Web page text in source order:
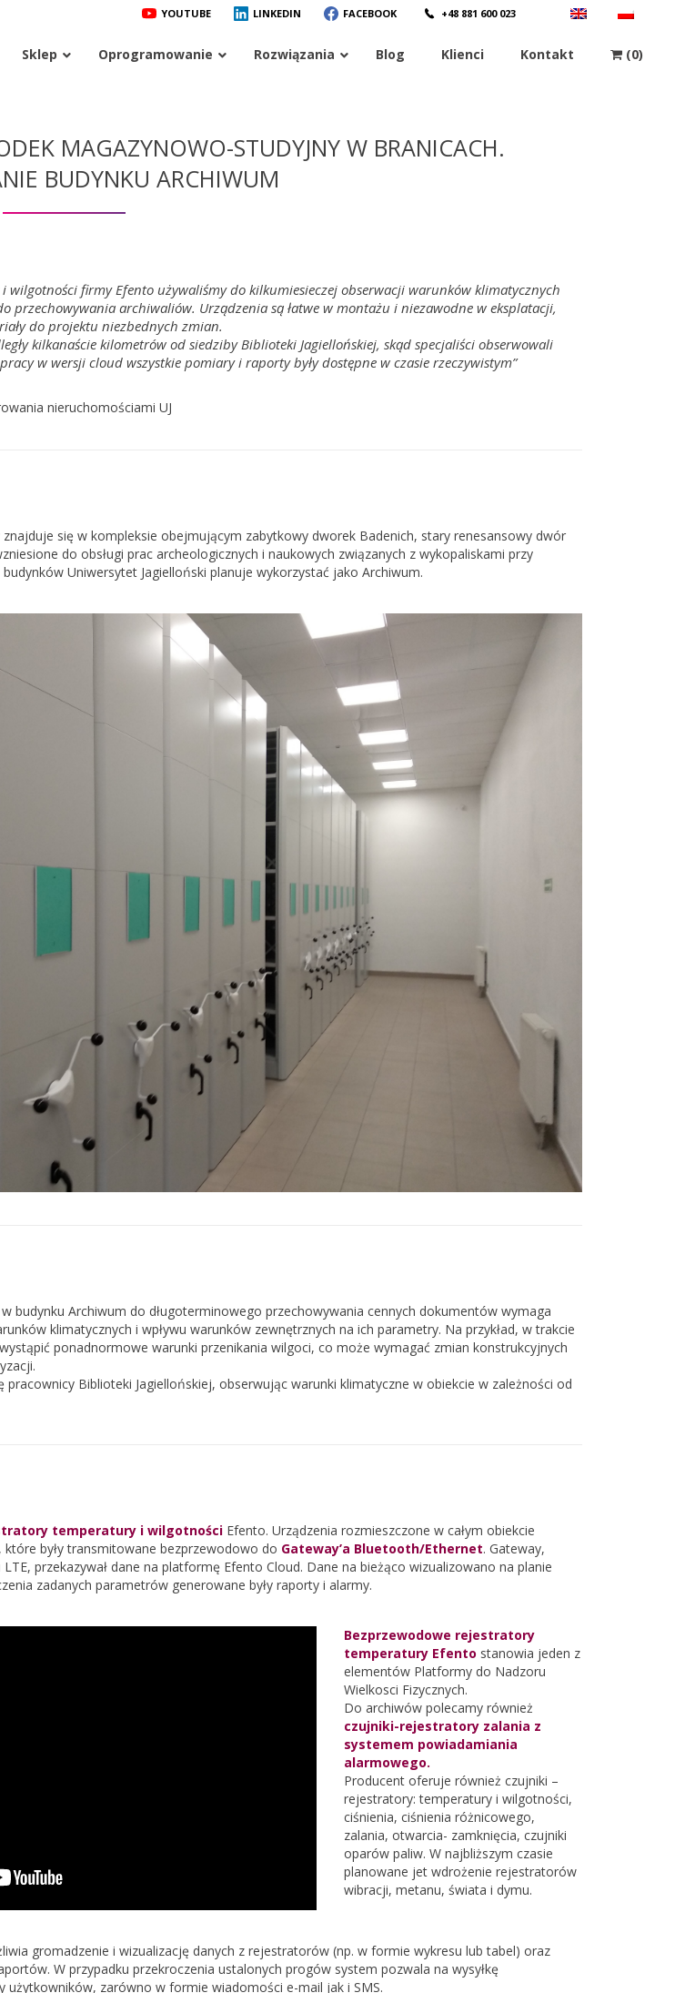
YOUTUBE LINKEDIN FACEBOOK +48 881 600 023
Sklep Oprogramowanie Rozwiązania Blog Klienci Kontakt (0)
MAGAZYNOWO-STUDYJNY W BRANICACH.
BUDYNKU ARCHIWUM
wilgotności firmy Efento używaliśmy do kilkumiesieczej obserwacji warunków klimatycznych
przechowywania archiwaliów. Urządzenia są łatwe w montażu i niezawodne w eksplatacji,
do projektu niezbednych zmian.
kilkanaście kilometrów od siedziby Biblioteki Jagiellońskiej, skąd specjaliści obserwowali
w wersji cloud wszystkie pomiary i raporty były dostępne w czasie rzeczywistym”
nieruchomościami UJ
się w kompleksie obejmującym zabytkowy dworek Badenich, stary renesansowy dwór
do obsługi prac archeologicznych i naukowych związanych z wykopaliskami przy
Uniwersytet Jagielloński planuje wykorzystać jako Archiwum.
budynku Archiwum do długoterminowego przechowywania cennych dokumentów wymaga
klimatycznych i wpływu warunków zewnętrznych na ich parametry. Na przykład, w trakcie
ponadnormowe warunki przenikania wilgoci, co może wymagać zmian konstrukcyjnych
Biblioteki Jagiellońskiej, obserwując warunki klimatyczne w obiekcie w zależności od
temperatury i wilgotnościEfento. Urządzenia rozmieszczone w całym obiekcie
były transmitowane bezprzewodowo do Gateway’a Bluetooth/Ethernet. Gateway,
przekazywał dane na platformę Efento Cloud. Dane na bieżąco wizualizowano na planie
zadanych parametrów generowane były raporty i alarmy.
Bezprzewodowe rejestratory
temperatury Efento stanowia jeden z
elementów Platformy do Nadzoru
Wielkosci Fizycznych.
Do archiwów polecamy również
czujniki-rejestratory zalania z
systemem powiadamiania
alarmowego.
Producent oferuje również czujniki –
rejestratory: temperatury i wilgotności,
ciśnienia, ciśnienia różnicowego,
zalania, otwarcia- zamknięcia, czujniki
oparów paliw. W najbliższym czasie
planowane jet wdrożenie rejestratorów
wibracji, metanu, świata i dymu.
gromadzenie i wizualizację danych z rejestratorów (np. w formie wykresu lub tabel) oraz
W przypadku przekroczenia ustalonych progów system pozwala na wysyłkę
użytkowników, zarówno w formie wiadomości e-mail jak i SMS.